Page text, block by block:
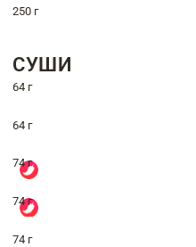
250 г
СУШИ
64 г
64 г
74 г
74 г
74 г